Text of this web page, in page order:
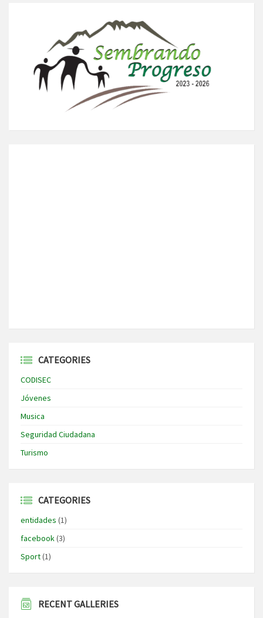
CATEGORIES
CODISEC
Jóvenes
Musica
Seguridad Ciudadana
Turismo
CATEGORIES
entidades (1)
facebook(3)
Sport(1)
RECENT GALLERIES